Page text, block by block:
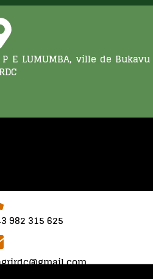
P E LUMUMBA, ville de Bukavu
982 315 625